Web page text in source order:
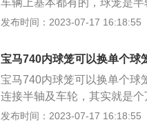
式万向节，它的特点是在传
产生轴向位移，它通常用于
动，而且可以产生轴向位移
笼。内球笼损坏最明显的特
变速箱部位会发出咔咔的异
转向时在前轮部分发出咔咔的
车辆上基本都有的，球笼是
于不相同的角度，球笼上基
笼出现不正常的磨损。假如
发布时间：2023-07-17 16:18:55
宝马740内球笼可以换单个球
宝马740内球笼可以换单个球
连接半轴及车轮，其实就是
动）上，都能连续的传递到
发布时间：2023-07-17 16:18:55